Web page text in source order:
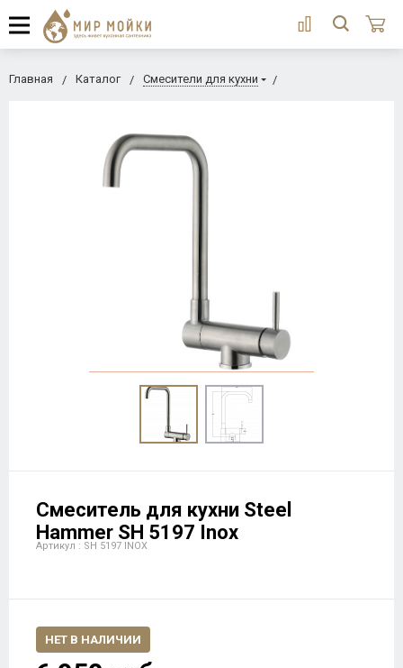
Главная Каталог Смесители для кухни
Смеситель для кухни Steel
Hammer SH 5197 Inox
Артикул : SH 5197 INOX
НЕТ В НАЛИЧИИ